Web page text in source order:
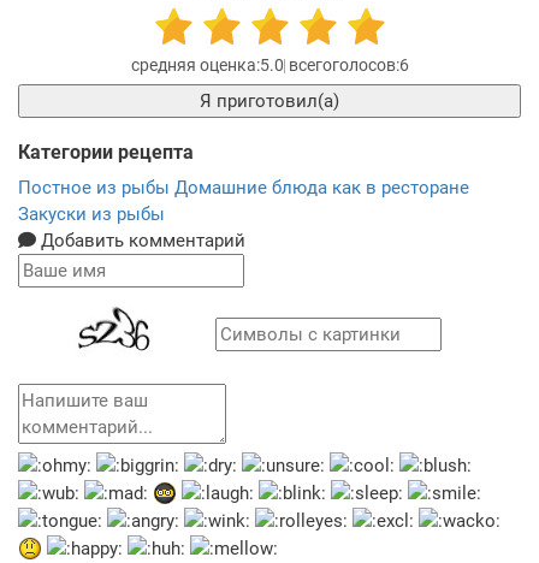
5.0 6
Я приготовил(а)
Категории рецепта
Постное из рыбы Домашние блюда как в ресторане
Закуски из рыбы
Добавить комментарий